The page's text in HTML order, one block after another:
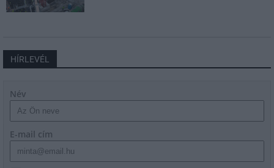
HÍRLEVÉL
Név
E-mail cím